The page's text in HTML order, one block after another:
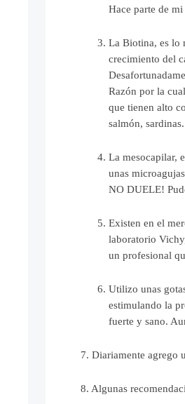
Hace parte de
La Biotina, es lo
crecimiento del
Razón por la
que tienen alto
salmón, sardinas.
La mesocapilar,
unas
NO DUELE!
Existen en el
laboratorio
un profesional
Utilizo unas
estimulando la
fuerte y sano.
7. Diariamente agrego
8. Algunas